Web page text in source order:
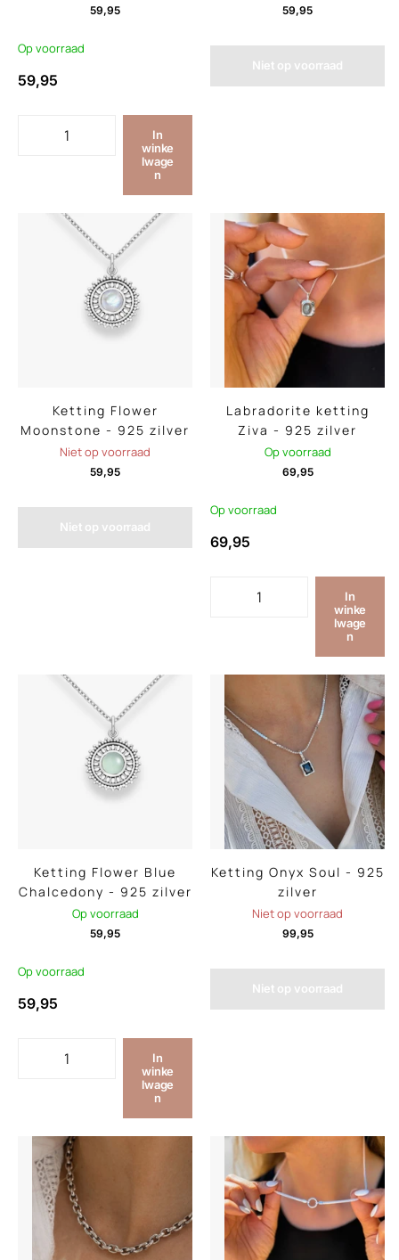
59,95
Op voorraad
59,95
In
winke
lwage
n
59,95
Niet op voorraad
Ketting Flower
Moonstone - 925 zilver
Niet op voorraad
59,95
Niet op voorraad
Labradorite ketting
Ziva - 925 zilver
Op voorraad
69,95
Op voorraad
69,95
In
winke
lwage
n
Ketting Flower Blue
Chalcedony - 925 zilver
Op voorraad
59,95
Op voorraad
59,95
In
winke
lwage
n
Ketting Onyx Soul - 925
zilver
Niet op voorraad
99,95
Niet op voorraad